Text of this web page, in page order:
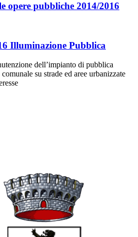
opere pubbliche 2014/2016
Illuminazione Pubblica
dell’impianto di pubblica
su strade ed aree urbanizzate